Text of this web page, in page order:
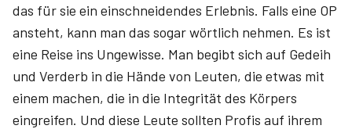
das für sie ein einschneidendes Erlebnis. Falls eine OP
ansteht, kann man das sogar wörtlich nehmen. Es ist
eine Reise ins Ungewisse. Man begibt sich auf Gedeih
und Verderb in die Hände von Leuten, die etwas mit
einem machen, die in die Integrität des Körpers
eingreifen. Und diese Leute sollten Profis auf ihrem